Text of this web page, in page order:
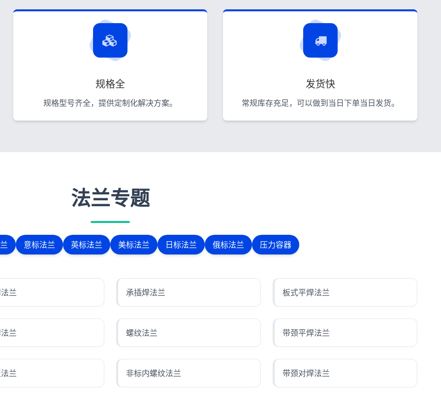
规格全
规格型号齐全，提供定制化解决方案。
发货快
常规库存充足，可以做到当日下单当日发货。
法兰专题
意标法兰 英标法兰 美标法兰 日标法兰 俄标法兰 压力容器
兰 承插焊法兰 板式平焊法兰
兰 螺纹法兰 带颈平焊法兰
兰 非标内螺纹法兰 带颈对焊法兰